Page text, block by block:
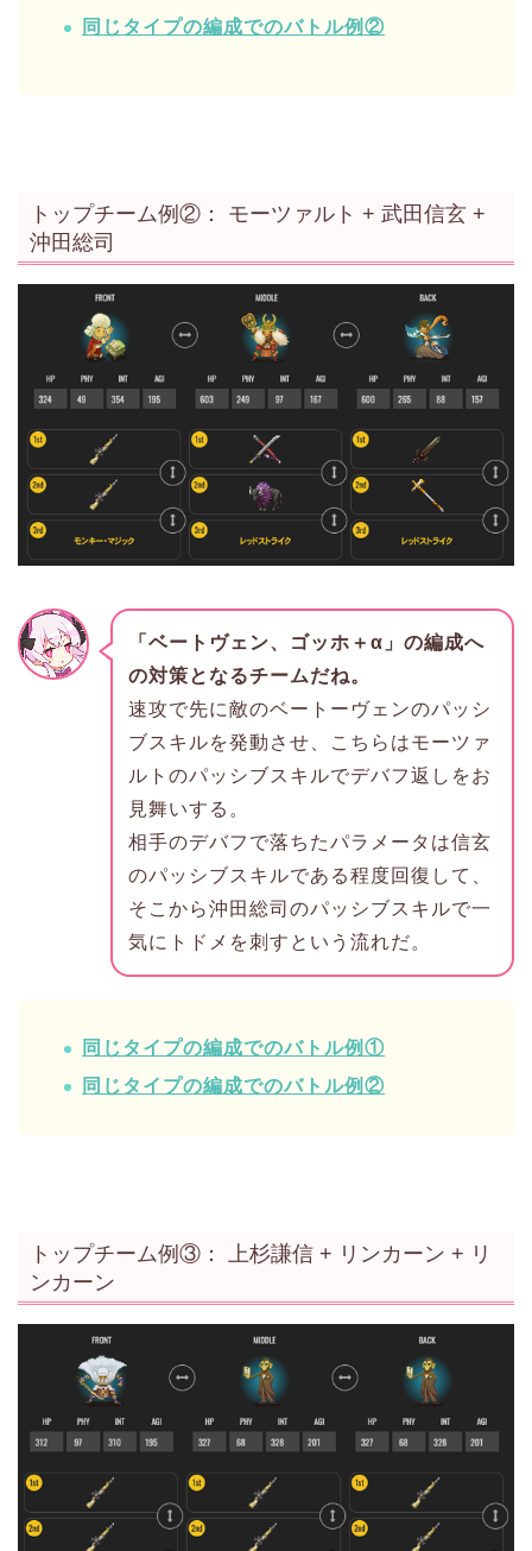
同じタイプの編成でのバトル例②
トップチーム例②： モーツァルト + 武田信玄 +
沖田総司
「ベートヴェン、ゴッホ＋α」の編成へ
の対策となるチームだね。
速攻で先に敵のベートーヴェンのパッシ
ブスキルを発動させ、こちらはモーツァ
ルトのパッシブスキルでデバフ返しをお
見舞いする。
相手のデバフで落ちたパラメータは信玄
のパッシブスキルである程度回復して、
そこから沖田総司のパッシブスキルで一
気にトドメを刺すという流れだ。
同じタイプの編成でのバトル例①
同じタイプの編成でのバトル例②
トップチーム例③： 上杉謙信 + リンカーン + リ
ンカーン